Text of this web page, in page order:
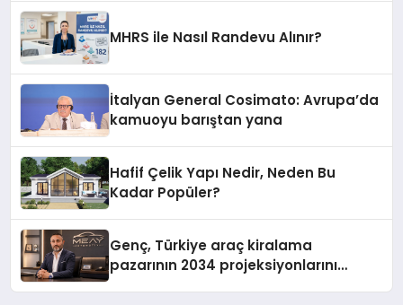
MHRS ile Nasıl Randevu Alınır?
İtalyan General Cosimato: Avrupa’da
kamuoyu barıştan yana
Hafif Çelik Yapı Nedir, Neden Bu
Kadar Popüler?
Genç, Türkiye araç kiralama
pazarının 2034 projeksiyonlarını